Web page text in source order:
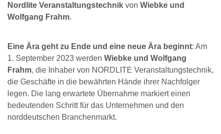
Nordlite Veranstaltungstechnik von Wiebke und
Wolfgang Frahm.
Eine Ära geht zu Ende und eine neue Ära beginnt: Am
1. September 2023 werden Wiebke und Wolfgang
Frahm, die Inhaber von NORDLITE Veranstaltungstechnik,
die Geschäfte in die bewährten Hände ihrer Nachfolger
legen. Die lang erwartete Übernahme markiert einen
bedeutenden Schritt für das Unternehmen und den
norddeutschen Branchenmarkt.